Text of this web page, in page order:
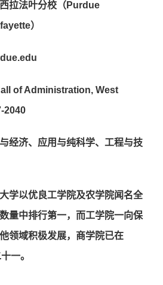
拉法叶分校（Purdue
）
of Administration, West
2040
经济、应用与纯科学、工程与技
学以优良工学院及农学院闻名全
量中排行第一，而工学院一向保
领域积极发展，商学院已在
一。